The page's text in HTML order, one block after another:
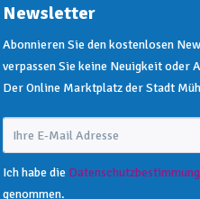
Newsletter
Abonnieren Sie den kostenlosen
verpassen Sie keine Neuigkeit oder
Der Online Marktplatz der Stadt
Ich habe die
genommen.